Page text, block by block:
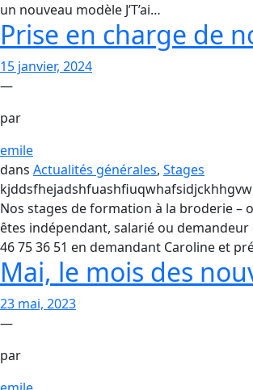
un nouveau modèle J’T’ai…
Prise en charge de
15 janvier, 2024
—
par
emile
dans Actualités générales, Stages
kjddsfhejadshfuashfiuqwhafsidjckhhgvw
Nos stages de formation à la broderie –
êtes indépendant, salarié ou
46 75 36 51 en demandant Caroline et
Mai, le mois des
23 mai, 2023
—
par